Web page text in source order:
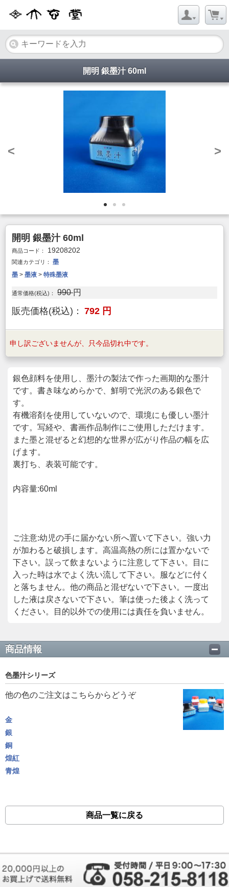
開明 銀墨汁 60ml
< >
開明 銀墨汁 60ml
商品コード： 19208202
関連カテゴリ：
墨
墨 > 墨液 > 特殊墨液
通常価格(税込)： 990円
販売価格(税込)： 792 円
申し訳ございませんが、只今品切れ中です。
銀色顔料を使用し、墨汁の製法で作った画期的な墨汁
です。書き味なめらかで、鮮明で光沢のある銀色で
す。
有機溶剤を使用していないので、環境にも優しい墨汁
です。写経や、書画作品制作にご使用しただけます。
また墨と混ぜると幻想的な世界が広がり作品の幅を広
げます。
裏打ち、表装可能です。
内容量:60ml
ご注意:幼児の手に届かない所へ置いて下さい。強い力
が加わると破損します。高温高熱の所には置かないで
下さい。誤って飲まないように注意して下さい。目に
入った時は水でよく洗い流して下さい。服などに付く
と落ちません。他の商品と混ぜないで下さい。一度出
した液は戻さないで下さい。筆は使った後よく洗って
ください。目的以外での使用には責任を負いません。
商品情報
色墨汁シリーズ
他の色のご注文はこちらからどうぞ
金
銀
銅
煌紅
青煌
商品一覧に戻る